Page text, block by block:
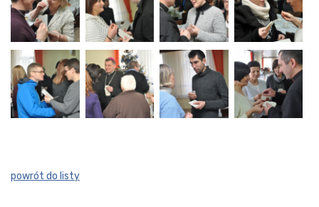
powrót do listy